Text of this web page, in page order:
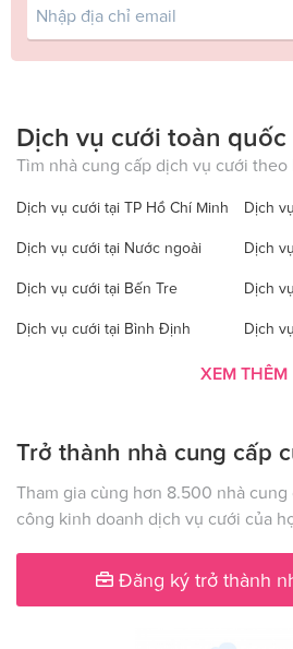
Dịch vụ cưới toàn quốc
Tìm nhà cung cấp dịch vụ cưới theo
Dịch vụ cưới tại TP Hồ Chí Minh Dịch
Dịch vụ cưới tại Nước ngoài Dịch
Dịch vụ cưới tại Bến Tre Dịch
Dịch vụ cưới tại Bình Định Dịch
Dịch vụ cưới tại Bình Thuận Dịch
Dịch vụ cưới tại Hà Nội Dịch
Dịch vụ cưới tại Điện Biên Dịch
Dịch vụ cưới tại Đồng Tháp Dịch
Dịch vụ cưới tại Hà Giang Dịch
Dịch vụ cưới tại Hà Tây Dịch
XEM THÊM
Trở thành nhà cung cấp
Tham gia cùng hơn 8.500 nhà cung
công kinh doanh dịch vụ cưới của
Đăng ký trở thành